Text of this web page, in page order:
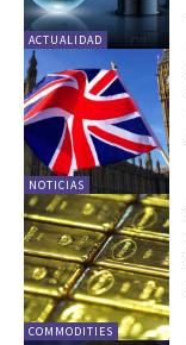
ACTUALIDAD
NOTICIAS
COMMODITIES